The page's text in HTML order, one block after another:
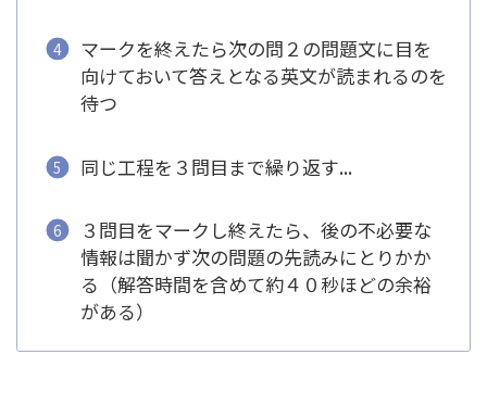
マークを終えたら次の問２の問題文に目を
向けておいて答えとなる英文が読まれるのを
待つ
同じ工程を３問目まで繰り返す...
３問目をマークし終えたら、後の不必要な
情報は聞かず次の問題の先読みにとりかか
る（解答時間を含めて約４０秒ほどの余裕
がある）